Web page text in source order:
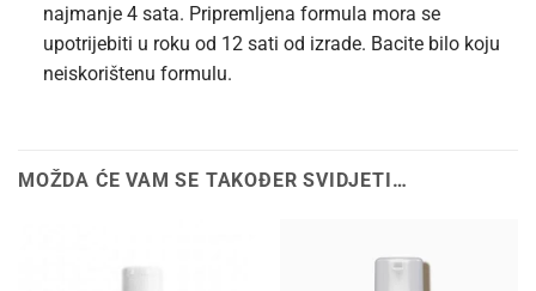
najmanje 4 sata. Pripremljena formula mora se
upotrijebiti u roku od 12 sati od izrade. Bacite bilo koju
neiskorištenu formulu.
MOŽDA ĆE VAM SE TAKOĐER SVIDJETI…